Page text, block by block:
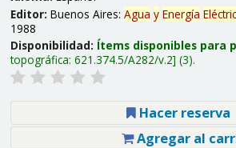
Editor: Buenos Aires: Agua y Energía
1988
Disponibilidad: Ítems disponibles para
topográfica: 621.374.5/A282/v.2 (3).
Hacer reserva
Agregar al